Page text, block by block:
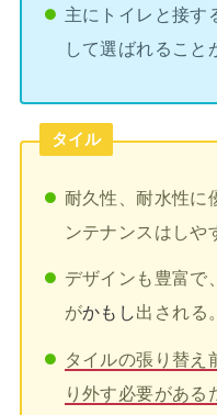
主にトイレと接す
して選ばれること
タイル
耐久性、耐水性に
ンテナンスはしや
デザインも豊富で
がかもし出される。
タイルの張り替え
り外す必要がある